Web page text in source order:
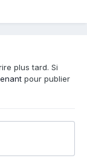
plus tard. Si
pour publier